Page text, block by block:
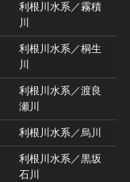
利根川水系／霧積
川
利根川水系／桐生
川
利根川水系／渡良
瀬川
利根川水系／烏川
利根川水系／黒坂
石川